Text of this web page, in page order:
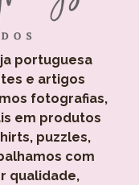
portuguesa
e artigos
fotografias,
em produtos
puzzles,
com
qualidade,